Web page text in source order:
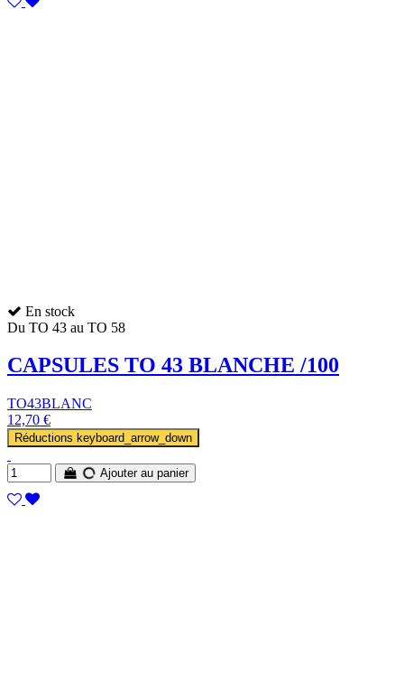
En stock
Du TO 43 au TO 58
CAPSULES TO 43 BLANCHE /100
TO43BLANC
12,70 €
Réductions keyboard_arrow_down
Ajouter au panier